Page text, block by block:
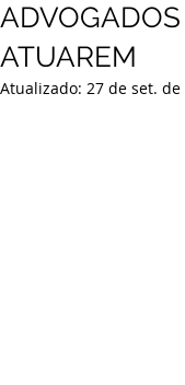
ATUAREM
Atualizado: 27 de set. de